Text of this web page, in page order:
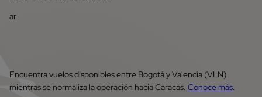
ar
Encuentra vuelos disponibles entre Bogotá y Valencia (VLN)
mientras se normaliza la operación hacia Caracas. Conoce más.